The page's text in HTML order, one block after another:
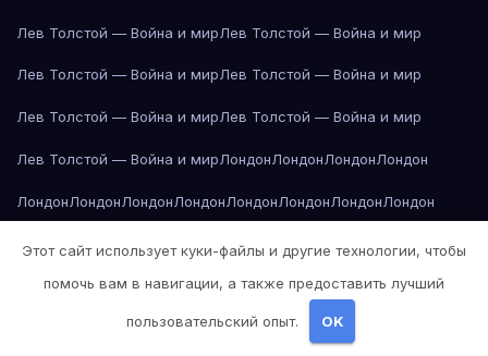
Лев Толстой — Война и мирЛев Толстой — Война и мир
Лев Толстой — Война и мирЛев Толстой — Война и мир
Лев Толстой — Война и мирЛев Толстой — Война и мир
Лев Толстой — Война и мирЛондонЛондонЛондонЛондон
ЛондонЛондонЛондонЛондонЛондонЛондонЛондонЛондон
Лондон Лондон Лос-Анджелес Лос-Анджелес
Лос-АнджелесЛос-АнджелесЛос-АнджелесЛос-Анджелес
Лос-АнджелесЛос-АнджелесЛос-Анджелес
Этот сайт использует куки-файлы и другие технологии, чтобы
помочь вам в навигации, а также предоставить лучший
пользовательский опыт. OK